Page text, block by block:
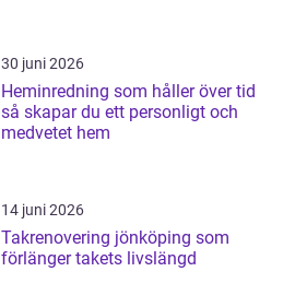
30 juni 2026
Heminredning som håller över tid
så skapar du ett personligt och
medvetet hem
14 juni 2026
Takrenovering jönköping som
förlänger takets livslängd